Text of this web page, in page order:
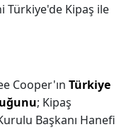
Kipaş ile
Cooper'ın Türkiye
; Kipaş
Başkanı Hanefi